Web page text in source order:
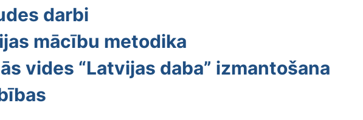
darbi
mācību metodika
vides “Latvijas daba” izmantošana